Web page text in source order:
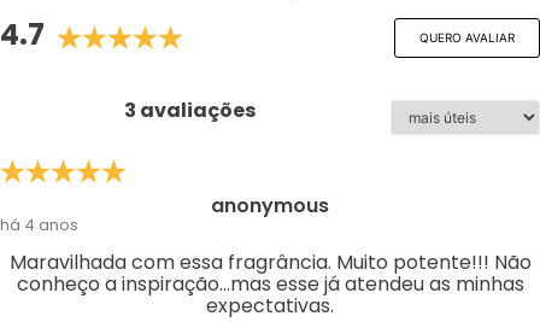
4.7
QUERO AVALIAR
3 avaliações
anonymous
há 4 anos
Maravilhada com essa fragrância. Muito potente!!! Não
conheço a inspiração...mas esse já atendeu as minhas
expectativas.